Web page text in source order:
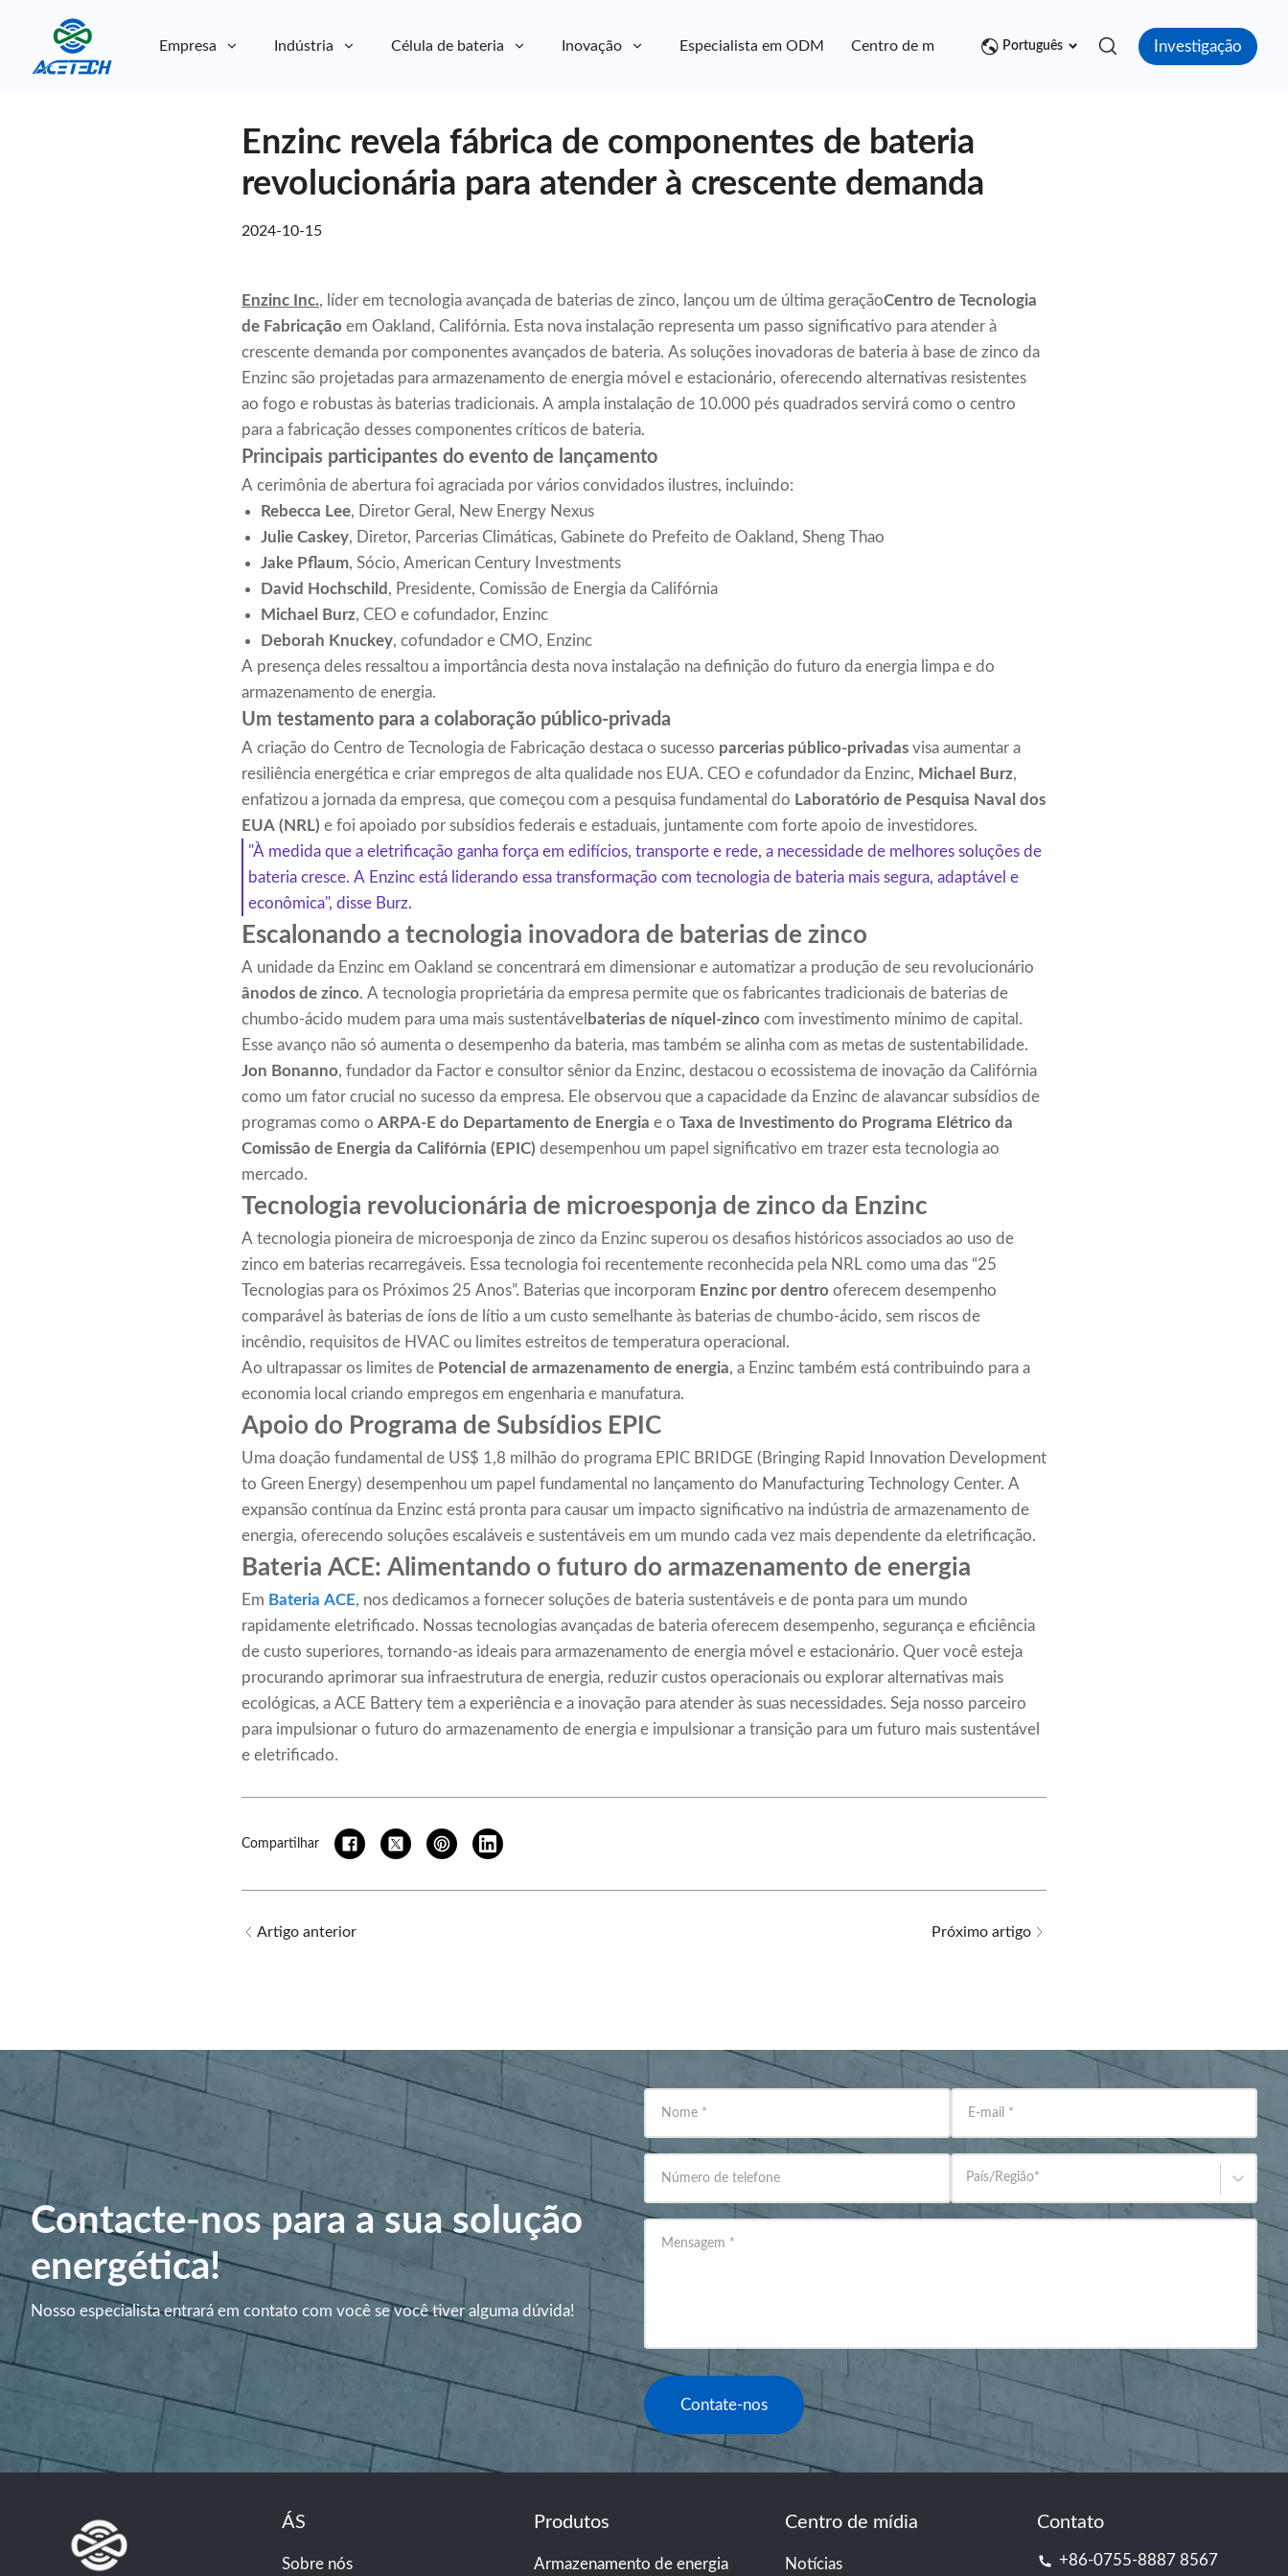
Empresa Indústria Célula de bateria Inovação Especialista em ODM Centro de mídia Contato
Português Investigação
Enzinc revela fábrica de componentes de bateria
revolucionária para atender à crescente demanda
2024-10-15
Enzinc Inc., líder em tecnologia avançada de baterias de zinco, lançou um de última geraçãoCentro de Tecnologia
de Fabricação em Oakland, Califórnia. Esta nova instalação representa um passo significativo para atender à
crescente demanda por componentes avançados de bateria. As soluções inovadoras de bateria à base de zinco da
Enzinc são projetadas para armazenamento de energia móvel e estacionário, oferecendo alternativas resistentes
ao fogo e robustas às baterias tradicionais. A ampla instalação de 10.000 pés quadrados servirá como o centro
para a fabricação desses componentes críticos de bateria.
Principais participantes do evento de lançamento
A cerimônia de abertura foi agraciada por vários convidados ilustres, incluindo:
Rebecca Lee, Diretor Geral, New Energy Nexus
Julie Caskey, Diretor, Parcerias Climáticas, Gabinete do Prefeito de Oakland, Sheng Thao
Jake Pflaum, Sócio, American Century Investments
David Hochschild , Presidente, Comissão de Energia da Califórnia
Michael Burz, CEO e cofundador, Enzinc
Deborah Knuckey, cofundador e CMO, Enzinc
A presença deles ressaltou a importância desta nova instalação na definição do futuro da energia limpa e do
armazenamento de energia.
Um testamento para a colaboração público-privada
A criação do Centro de Tecnologia de Fabricação destaca o sucesso parcerias público-privadas visa aumentar a
resiliência energética e criar empregos de alta qualidade nos EUA. CEO e cofundador da Enzinc, Michael Burz,
enfatizou a jornada da empresa, que começou com a pesquisa fundamental do Laboratório de Pesquisa Naval dos
EUA (NRL) e foi apoiado por subsídios federais e estaduais, juntamente com forte apoio de investidores.
"À medida que a eletrificação ganha força em edifícios, transporte e rede, a necessidade de melhores soluções de
bateria cresce. A Enzinc está liderando essa transformação com tecnologia de bateria mais segura, adaptável e
econômica", disse Burz.
Escalonando a tecnologia inovadora de baterias de zinco
A unidade da Enzinc em Oakland se concentrará em dimensionar e automatizar a produção de seu revolucionário
ânodos de zinco. A tecnologia proprietária da empresa permite que os fabricantes tradicionais de baterias de
chumbo-ácido mudem para uma mais sustentável baterias de níquel-zinco com investimento mínimo de capital.
Esse avanço não só aumenta o desempenho da bateria, mas também se alinha com as metas de sustentabilidade.
Jon Bonanno, fundador da Factor e consultor sênior da Enzinc, destacou o ecossistema de inovação da Califórnia
como um fator crucial no sucesso da empresa. Ele observou que a capacidade da Enzinc de alavancar subsídios de
programas como o ARPA-E do Departamento de Energia e o Taxa de Investimento do Programa Elétrico da
Comissão de Energia da Califórnia (EPIC) desempenhou um papel significativo em trazer esta tecnologia ao
mercado.
Tecnologia revolucionária de microesponja de zinco da Enzinc
A tecnologia pioneira de microesponja de zinco da Enzinc superou os desafios históricos associados ao uso de
zinco em baterias recarregáveis. Essa tecnologia foi recentemente reconhecida pela NRL como uma das “25
Tecnologias para os Próximos 25 Anos”. Baterias que incorporam Enzinc por dentro oferecem desempenho
comparável às baterias de íons de lítio a um custo semelhante às baterias de chumbo-ácido, sem riscos de
incêndio, requisitos de HVAC ou limites estreitos de temperatura operacional.
Ao ultrapassar os limites de Potencial de armazenamento de energia, a Enzinc também está contribuindo para a
economia local criando empregos em engenharia e manufatura.
Apoio do Programa de Subsídios EPIC
Uma doação fundamental de US$ 1,8 milhão do programa EPIC BRIDGE (Bringing Rapid Innovation Development
to Green Energy) desempenhou um papel fundamental no lançamento do Manufacturing Technology Center. A
expansão contínua da Enzinc está pronta para causar um impacto significativo na indústria de armazenamento de
energia, oferecendo soluções escaláveis ​​e sustentáveis ​​em um mundo cada vez mais dependente da eletrificação.
Bateria ACE: Alimentando o futuro do armazenamento de energia
Em Bateria ACE, nos dedicamos a fornecer soluções de bateria sustentáveis ​​e de ponta para um mundo
rapidamente eletrificado. Nossas tecnologias avançadas de bateria oferecem desempenho, segurança e eficiência
de custo superiores, tornando-as ideais para armazenamento de energia móvel e estacionário. Quer você esteja
procurando aprimorar sua infraestrutura de energia, reduzir custos operacionais ou explorar alternativas mais
ecológicas, a ACE Battery tem a experiência e a inovação para atender às suas necessidades. Seja nosso parceiro
para impulsionar o futuro do armazenamento de energia e impulsionar a transição para um futuro mais sustentável
e eletrificado.
Compartilhar
Artigo anterior Próximo artigo
Contacte-nos para a sua solução
energética!
Nosso especialista entrará em contato com você se você tiver alguma dúvida!
Nome * E-mail *
Número de telefone País/Região*
Mensagem *
Contate-nos
ÁS
Sobre nós
Produtos
Armazenamento de energia
Centro de mídia
Notícias
Contato
+86-0755-8887 8567